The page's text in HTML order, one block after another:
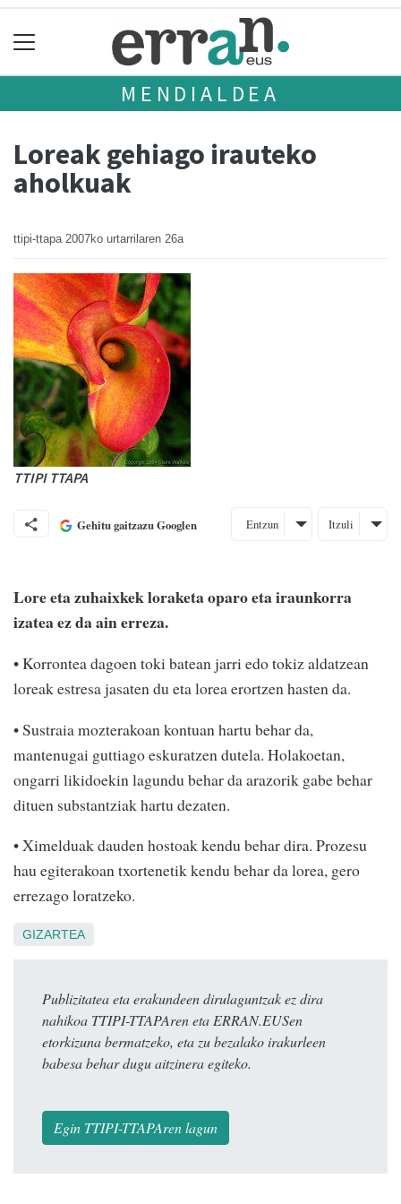
MENDIALDEA
Loreak gehiago irauteko
aholkuak
ttipi-ttapa 2007ko urtarrilaren 26a
TTIPI TTAPA
Gehitu gaitzazu Googlen Entzun Itzuli
Lore eta zuhaixkek loraketa oparo eta iraunkorra
izatea ez da ain erreza.
• Korrontea dagoen toki batean jarri edo tokiz aldatzean
loreak estresa jasaten du eta lorea erortzen hasten da.
• Sustraia mozterakoan kontuan hartu behar da,
mantenugai guttiago eskuratzen dutela. Holakoetan,
ongarri likidoekin lagundu behar da arazorik gabe behar
dituen substantziak hartu dezaten.
• Ximelduak dauden hostoak kendu behar dira. Prozesu
hau egiterakoan txortenetik kendu behar da lorea, gero
errezago loratzeko.
GIZARTEA
Publizitatea eta erakundeen dirulaguntzak ez dira
nahikoa TTIPI-TTAPAren eta ERRAN.EUSen
etorkizuna bermatzeko, eta zu bezalako irakurleen
babesa behar dugu aitzinera egiteko.
Egin TTIPI-TTAPAren lagun